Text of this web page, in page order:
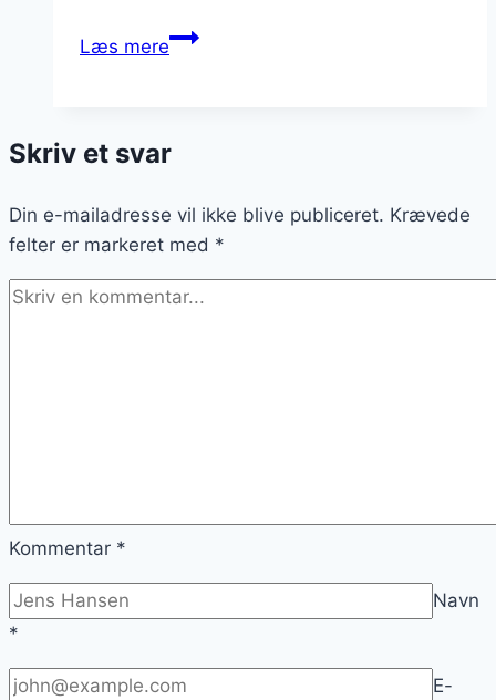
Læs mereEataly
Repubblica
Rom
Skriv et svar
Din e-mailadresse vil ikke blive publiceret. Krævede
felter er markeret med *
Kommentar *
Navn
*
E-